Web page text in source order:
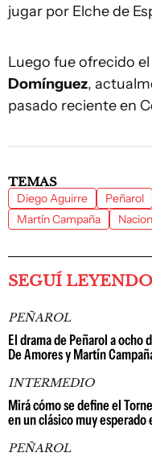
jugar por Elche de
Luego fue ofrecido
Domínguez,
pasado reciente en
TEMAS
Diego Aguirre Peñarol
Martín Campaña
SEGUÍ LEYENDO
PEÑAROL
El drama de Peñarol a ocho
De Amores y Martín
INTERMEDIO
Mirá cómo se define el
en un clásico muy
PEÑAROL